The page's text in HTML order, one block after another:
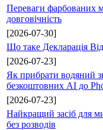
Переваги фарбованих
довговічність
[2026-07-30]
Що таке Декларація
[2026-07-23]
Як прибрати водяний
безкоштовних AI до
[2026-07-23]
Найкращий засіб для
без розводів